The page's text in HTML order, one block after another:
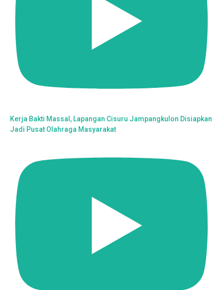
Kerja Bakti Massal, Lapangan Cisuru Jampangkulon Disiapkan
Jadi Pusat Olahraga Masyarakat